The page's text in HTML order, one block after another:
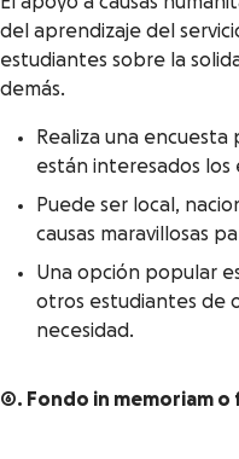
del aprendizaje del
estudiantes sobre la
demás.
Realiza una encuesta
están interesados los
Puede ser local,
causas maravillosas
Una opción popular
otros estudiantes de
necesidad.
6. Fondo in memoriam o